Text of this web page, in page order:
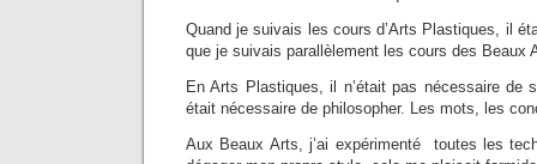
Quand je suivais les cours d’Arts Plastiques, il
que je suivais parallèlement les cours des Beaux
En Arts Plastiques, il n’était pas nécessaire de
était nécessaire de philosopher. Les mots, les
Aux Beaux Arts, j’ai expérimenté toutes les